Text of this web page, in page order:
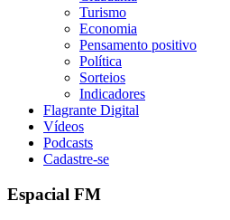
Turismo
Economia
Pensamento positivo
Política
Sorteios
Indicadores
Flagrante Digital
Vídeos
Podcasts
Cadastre-se
Espacial FM